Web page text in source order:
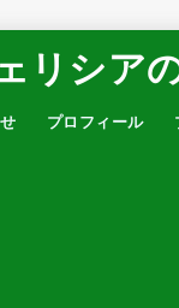
リシア
プロフィール